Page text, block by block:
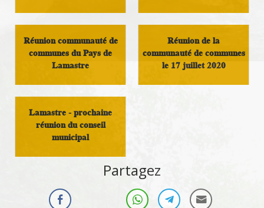
Réunion communauté de
communes du Pays de
Lamastre
Réunion de la
communauté de communes
le 17 juillet 2020
Lamastre - prochaine
réunion du conseil
municipal
Partagez